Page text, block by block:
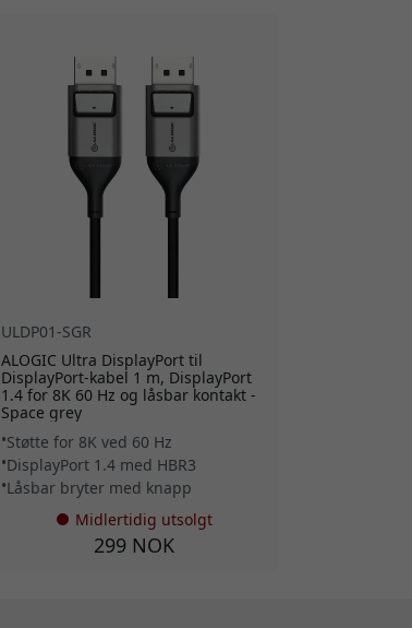
ULDP01-SGR
ALOGIC Ultra DisplayPort til
DisplayPort-kabel 1 m, DisplayPort
1.4 for 8K 60 Hz og låsbar kontakt -
Space grey
Støtte for 8K ved 60 Hz
DisplayPort 1.4 med HBR3
Låsbar bryter med knapp
Midlertidig utsolgt
299 NOK